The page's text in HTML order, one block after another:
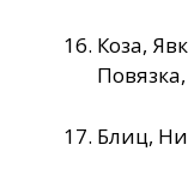
Коза,
Блиц,